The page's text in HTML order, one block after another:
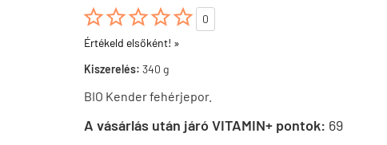

0
Értékeld elsőként! »
Kiszerelés: 340 g
BIO Kender fehérjepor.
A vásárlás után járó VITAMIN+ pontok: 69